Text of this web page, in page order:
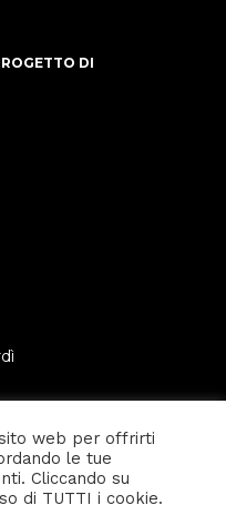
DI
web per offrirti
le tue
Cliccando su
di TUTTI i cookie.